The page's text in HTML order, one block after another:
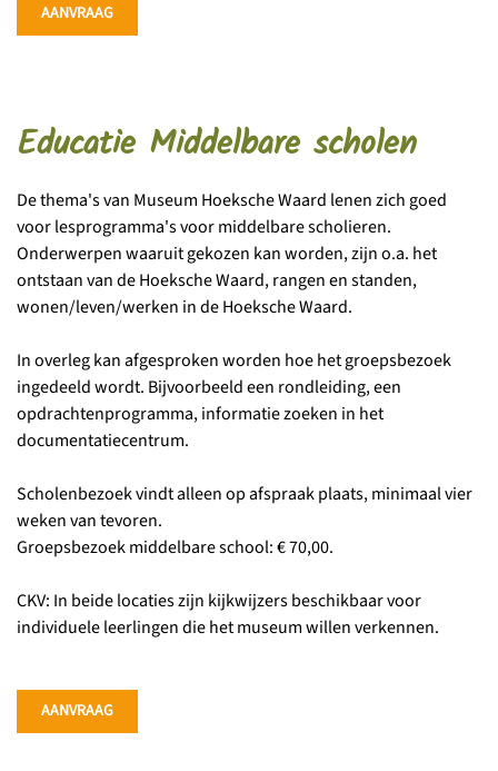
AANVRAAG
Educatie Middelbare scholen
De thema's van Museum Hoeksche Waard lenen zich goed
voor lesprogramma's voor middelbare scholieren.
Onderwerpen waaruit gekozen kan worden, zijn o.a. het
ontstaan van de Hoeksche Waard, rangen en standen,
wonen/leven/werken in de Hoeksche Waard.
In overleg kan afgesproken worden hoe het groepsbezoek
ingedeeld wordt. Bijvoorbeeld een rondleiding, een
opdrachtenprogramma, informatie zoeken in het
documentatiecentrum.
Scholenbezoek vindt alleen op afspraak plaats, minimaal vier
weken van tevoren.
Groepsbezoek middelbare school: € 70,00.
CKV: In beide locaties zijn kijkwijzers beschikbaar voor
individuele leerlingen die het museum willen verkennen.
AANVRAAG